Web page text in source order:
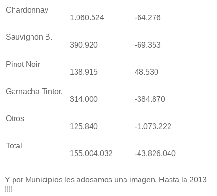
Chardonnay
1.060.524
-64.276
Sauvignon B.
390.920
-69.353
Pinot Noir
138.915
48.530
Garnacha Tintor.
314.000
-384.870
Otros
125.840
-1.073.222
Total
155.004.032
-43.826.040
Y por Municipios les adosamos una imagen. Hasta la 2013
!!!!